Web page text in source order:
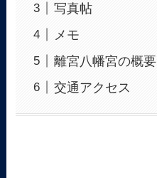
写真帖
メモ
離宮八幡宮の概要
交通アクセス